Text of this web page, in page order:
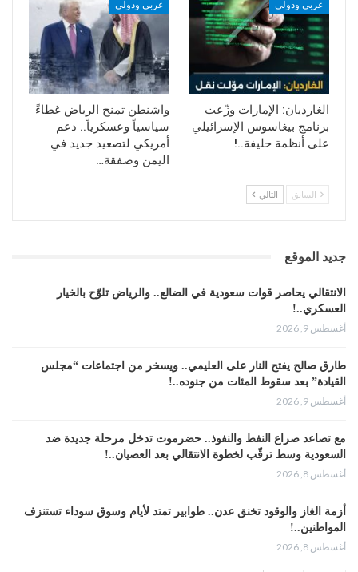
عربي ودولي
الغارديان: الإمارات وزّعت
برنامج بيغاسوس الإسرائيلي
على أنظمة حليفة..!
عربي ودولي
واشنطن تمنح الرياض غطاءً
سياسياً وعسكرياً.. دعم
أمريكي لتصعيد جديد في
اليمن وصفقة…
السابق التالي
جديد الموقع
الانتقالي يحاصر قوات سعودية في الضالع.. والرياض تلوّح بالخيار
العسكري..!
أغسطس 9, 2026
طارق صالح يفتح النار على العليمي.. ويسخر من اجتماعات “مجلس
القيادة” بعد سقوط المئات من جنوده..!
أغسطس 9, 2026
مع تصاعد صراع النفط والنفوذ.. حضرموت تدخل مرحلة جديدة ضد
السعودية وسط ترقّب لخطوة الانتقالي بعد العصيان..!
أغسطس 8, 2026
أزمة الغاز والوقود تخنق عدن.. طوابير تمتد لأيام وسوق سوداء تستنزف
المواطنين..!
أغسطس 8, 2026